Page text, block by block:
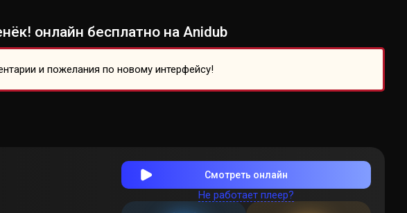
онлайн бесплатно на Anidub
и пожелания по новому интерфейсу!
Смотреть онлайн
Не работает плеер?